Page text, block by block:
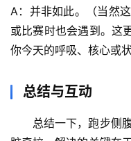
A：并非如此。（当然
或比赛时也会遇到。这
你今天的呼吸、核心或
总结与互动
总结一下，跑步侧